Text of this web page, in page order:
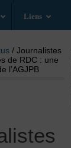
Liens
/ Journalistes
de RDC : une
l’AGJPB